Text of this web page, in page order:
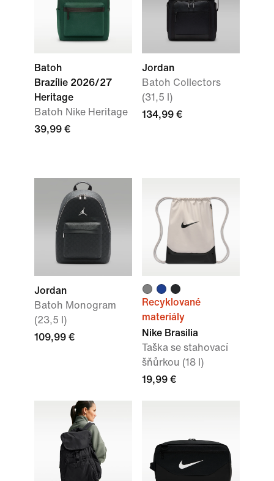
Batoh
Brazílie 2026/27
Heritage
Batoh Nike Heritage
39,99 €
Jordan
Batoh Collectors
(31,5 l)
134,99 €
Jordan
Batoh Monogram
(23,5 l)
109,99 €
Recyklované
materiály
Nike Brasilia
Taška se stahovací
šňůrkou (18 l)
19,99 €